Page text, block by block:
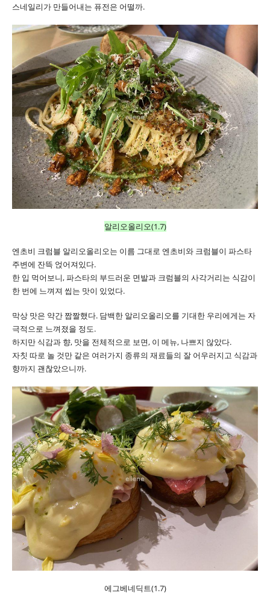
스네일리가 만들어내는 퓨전은 어떨까.
알리오올리오(1.7)
엔초비 크럼블 알리오올리오는 이름 그대로 엔초비와 크럼블이 파스타
주변에 잔뜩 얹어져있다.
한 입 먹어보니, 파스타의 부드러운 면발과 크럼블의 사각거리는 식감이
한 번에 느껴져 씹는 맛이 있었다.
막상 맛은 약간 짭짤했다. 담백한 알리오올리오를 기대한 우리에게는 자
극적으로 느껴졌을 정도.
하지만 식감과 향, 맛을 전체적으로 보면, 이 메뉴, 나쁘지 않았다.
자칫 따로 놀 것만 같은 여러가지 종류의 재료들의 잘 어우러지고 식감과
향까지 괜찮았으니까.
에그베네딕트(1.7)